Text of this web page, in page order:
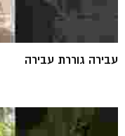
עבירה גוררת עבירה